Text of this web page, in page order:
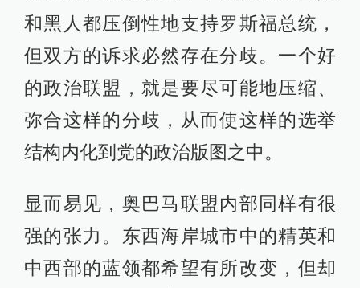
和黑人都压倒性地支持罗斯福总统，
但双方的诉求必然存在分歧。一个好
的政治联盟，就是要尽可能地压缩、
弥合这样的分歧，从而使这样的选举
结构内化到党的政治版图之中。
显而易见，奥巴马联盟内部同样有很
强的张力。东西海岸城市中的精英和
中西部的蓝领都希望有所改变，但却